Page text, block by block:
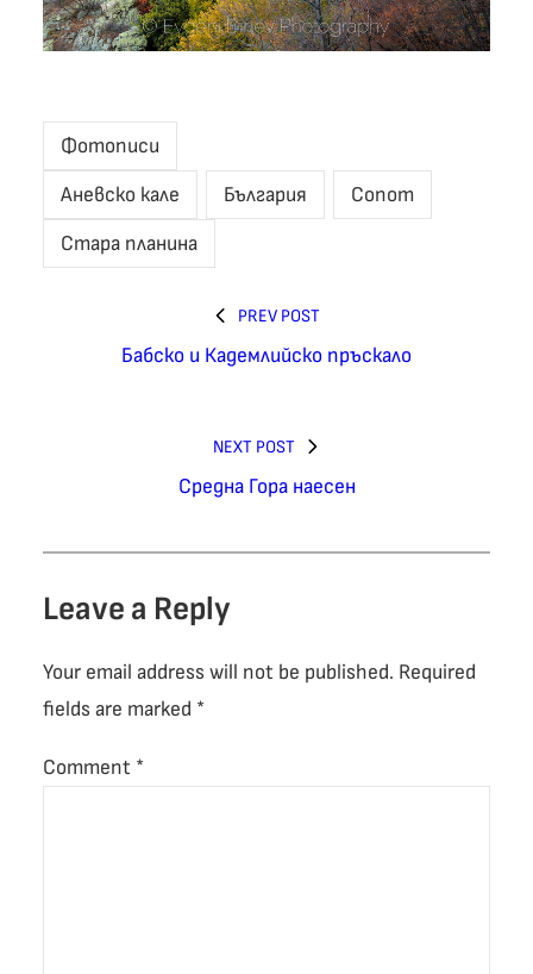
Фотописи
Аневско кале
България
Сопот
Стара планина
PREV POST
Бабско и Кадемлийско пръскало
NEXT POST
Средна Гора наесен
Leave a Reply
Your email address will not be published. Required
fields are marked *
Comment *